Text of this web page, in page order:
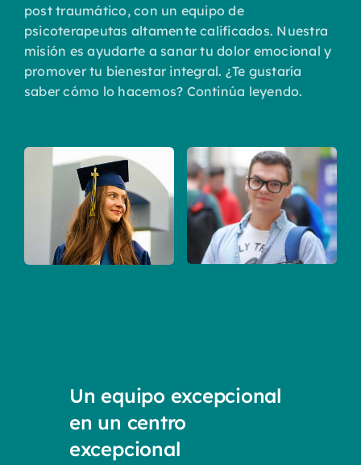
post traumático, con un equipo de
psicoterapeutas altamente calificados. Nuestra
misión es ayudarte a sanar tu dolor emocional y
promover tu bienestar integral. ¿Te gustaría
saber cómo lo hacemos? Continúa leyendo.
Un equipo excepcional
en un centro
excepcional